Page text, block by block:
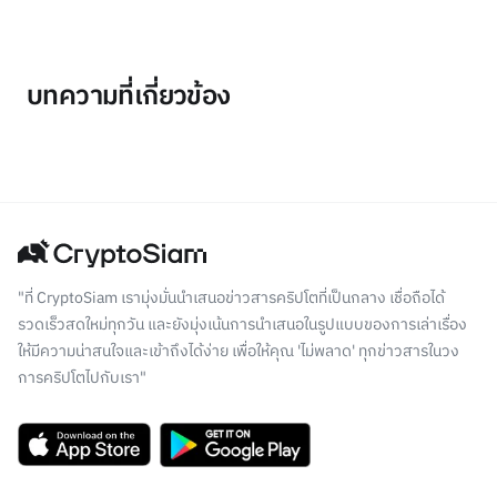
บทความที่เกี่ยวข้อง
"ที่ CryptoSiam เรามุ่งมั่นนำเสนอข่าวสารคริปโตที่เป็นกลาง เชื่อถือได้
รวดเร็วสดใหม่ทุกวัน และยังมุ่งเน้นการนำเสนอในรูปแบบของการเล่าเรื่อง
ให้มีความน่าสนใจและเข้าถึงได้ง่าย เพื่อให้คุณ 'ไม่พลาด' ทุกข่าวสารในวง
การคริปโตไปกับเรา"